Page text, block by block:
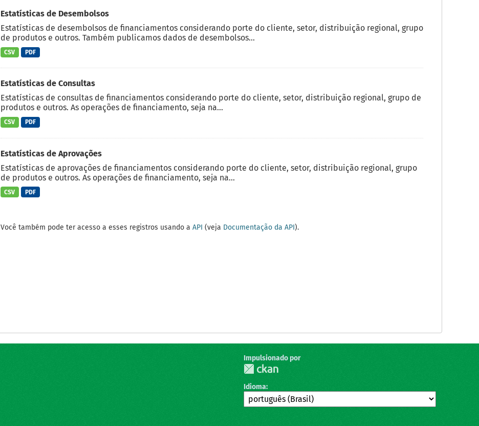
Estatísticas de Desembolsos
Estatísticas de desembolsos de financiamentos considerando porte do cliente, setor, distribuição regional, grupo
de produtos e outros. Também publicamos dados de desembolsos...
CSV PDF
Estatísticas de Consultas
Estatísticas de consultas de financiamentos considerando porte do cliente, setor, distribuição regional, grupo de
produtos e outros. As operações de financiamento, seja na...
CSV PDF
Estatísticas de Aprovações
Estatísticas de aprovações de financiamentos considerando porte do cliente, setor, distribuição regional, grupo
de produtos e outros. As operações de financiamento, seja na...
CSV PDF
Você também pode ter acesso a esses registros usando a API (veja Documentação da API).
Impulsionado por
Idioma